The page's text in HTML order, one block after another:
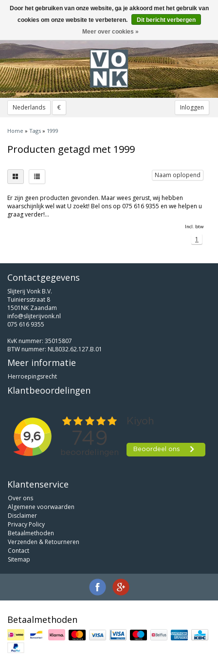
Nederlands € Inloggen
Toggle
navigation
Home » Tags » 1999
Producten getagd met 1999
Naam oplopend
Er zijn geen producten gevonden. Maar wees gerust, wij hebben
waarschijnlijk wel wat U zoekt! Bel ons op 075 616 9355 en we helpen u
graag verder!...
Incl. btw
1
Contactgegevens
Slijterij Vonk B.V.
Tuiniersstraat 8
1501NK Zaandam
info@slijterijvonk.nl
075 616 9355
KvK nummer: 35015807
BTW nummer: NL8032.62.127.B.01
Meer informatie
Herroepingsrecht
Klantbeoordelingen
Klantenservice
Over ons
Algemene voorwaarden
Disclaimer
Privacy Policy
Betaalmethoden
Verzenden & Retourneren
Contact
Sitemap
Betaalmethoden
Door het gebruiken van onze website, ga je akkoord met het gebruik van
cookies om onze website te verbeteren.
Dit bericht verbergen
Meer over cookies »